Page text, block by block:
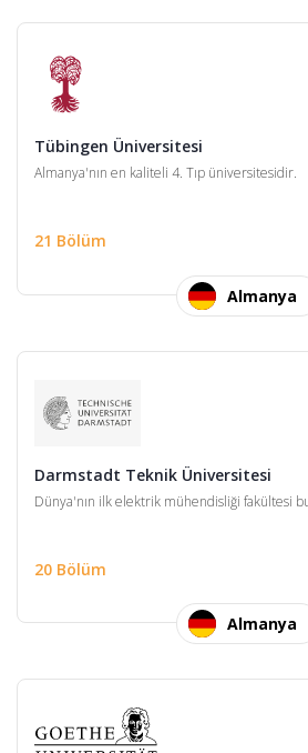
Tübingen Üniversitesi
Almanya'nın en kaliteli 4. Tıp üniversitesidir.
21 Bölüm
Almanya
Darmstadt Teknik Üniversitesi
Dünya'nın ilk elektrik mühendisliği fakültesi
20 Bölüm
Almanya